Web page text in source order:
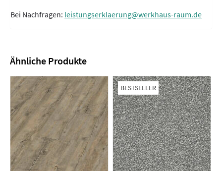
Bei Nachfragen: leistungserklaerung@werkhaus-raum.de
Ähnliche Produkte
BESTSELLER